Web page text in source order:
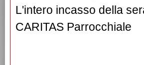
L'intero incasso della
CARITAS Parrocchiale